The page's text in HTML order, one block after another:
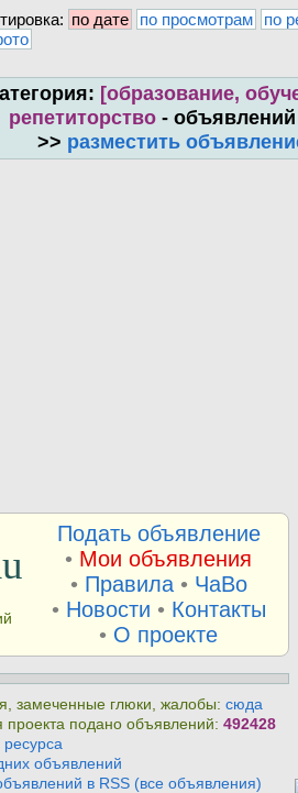
по дате по просмотрам
по
[образование,
репетиторство - объявлений
>> разместить
Подать объявление
• Мои объявления
• Правила• ЧаВо
• Новости • Контакты
• О проекте
замеченные глюки, жалобы:сюда
проекта подано объявлений:492428
объявлений
в RSS (все объявления)